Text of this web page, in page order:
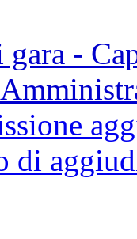
-
di